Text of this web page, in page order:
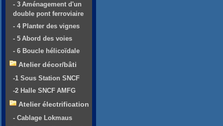
- 3 Aménagement d'un
double pont ferroviaire
- 4 Planter des vignes
- 5 Abord des voies
- 6 Boucle hélicoïdale
Atelier décor/bâti
-1 Sous Station SNCF
-2 Halle SNCF AMFG
Atelier électrification
- Cablage Lokmaus